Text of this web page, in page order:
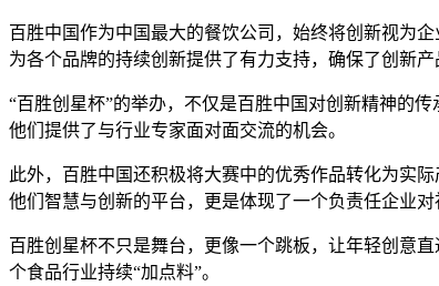
百胜中国作为中国最大的餐饮公司，始终将创新视为
为各个品牌的持续创新提供了有力支持，确保了创新产
“百胜创星杯”的举办，不仅是百胜中国对创新精神的
他们提供了与行业专家面对面交流的机会。
此外，百胜中国还积极将大赛中的优秀作品转化为实
他们智慧与创新的平台，更是体现了一个负责任企业
百胜创星杯不只是舞台，更像一个跳板，让年轻创意
个食品行业持续“加点料”。